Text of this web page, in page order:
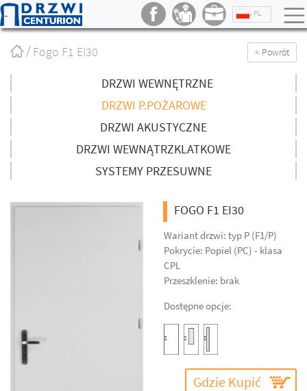
PL
StronaFogo F1 EI30 < Powrót
DRZWI WEWNĘTRZNE
DRZWI P.POŻAROWE
DRZWI AKUSTYCZNE
DRZWI WEWNĄTRZKLATKOWE
SYSTEMY PRZESUWNE
FOGO F1 EI30
Wariant drzwi: typ P (F1/P)
Pokrycie: Popiel (PC) - klasa
CPL
Przeszklenie: brak
Dostępne opcje:
Gdzie Kupić